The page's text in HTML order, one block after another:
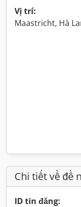
Vị trí:
Maastricht, Hà
Chi tiết về đề
ID tin đăng: